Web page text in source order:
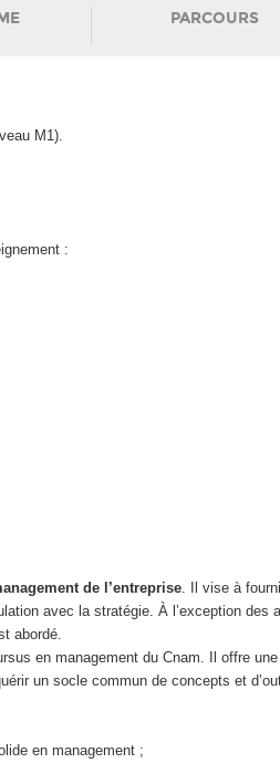
PARCOURS
M1).
:
de l’entreprise . Il vise à
avec la stratégie. À l’exception des
abordé.
en management du Cnam. Il offre
un socle commun de concepts et
en management ;